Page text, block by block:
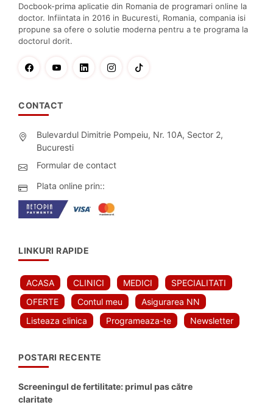
Docbook-prima aplicatie din Romania de programari online la
doctor. Infiintata in 2016 in Bucuresti, Romania, compania isi
propune sa ofere o solutie moderna pentru a te programa la
doctorul dorit.
CONTACT
Bulevardul Dimitrie Pompeiu, Nr. 10A, Sector 2,
Bucuresti
Formular de contact
Plata online prin::
LINKURI RAPIDE
ACASA CLINICI MEDICI
SPECIALITATI
OFERTE
Contul meu
Asigurarea NN
Listeaza clinica
Programeaza-te Newsletter
POSTARI RECENTE
Screeningul de fertilitate: primul pas către
claritate